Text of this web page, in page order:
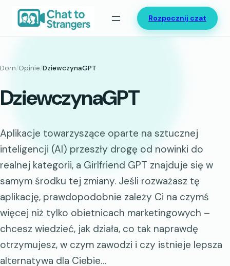
Przejdź
Rozpocznij czat
Dom/Opinie/DziewczynaGPT
DziewczynaGPT
Aplikacje towarzyszące oparte na sztucznej
inteligencji (AI) przeszły drogę od nowinki do
realnej kategorii, a Girlfriend GPT znajduje się w
samym środku tej zmiany. Jeśli rozważasz tę
aplikację, prawdopodobnie zależy Ci na czymś
więcej niż tylko obietnicach marketingowych –
chcesz wiedzieć, jak działa, co tak naprawdę
otrzymujesz, w czym zawodzi i czy istnieje lepsza
alternatywa dla Ciebie…